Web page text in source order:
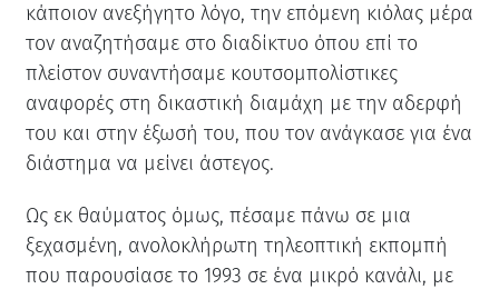
κάποιον ανεξήγητο λόγο, την επόμενη κιόλας μέρα
τον αναζητήσαμε στο διαδίκτυο όπου επί το
πλείστον συναντήσαμε κουτσομπολίστικες
αναφορές στη δικαστική διαμάχη με την αδερφή
του και στην έξωσή του, που τον ανάγκασε για ένα
διάστημα να μείνει άστεγος.
Ως εκ θαύματος όμως, πέσαμε πάνω σε μια
ξεχασμένη, ανολοκλήρωτη τηλεοπτική εκπομπή
που παρουσίασε το 1993 σε ένα μικρό κανάλι, με